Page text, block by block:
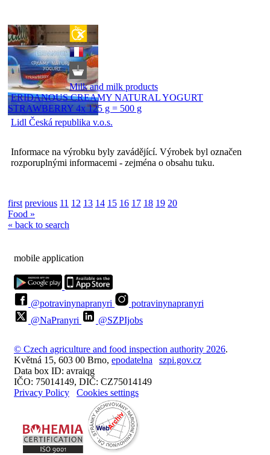
Milk and milk products
ERIDANOUS CREAMY NATURAL YOGURT
STRAWBERRY 4x 125 g = 500 g
Lidl Česká republika v.o.s.
Informace na výrobku byly zavádějící. Výrobek byl označen
rozporuplnými informacemi - zejména o obsahu tuku.
first previous 11 12 13 14 15 16 17 18 19 20
Food »
« back to search
mobile application
@potravinynapranyri
potravinynapranyri
@NaPranyri
@SZPIjobs
© Czech agriculture and food inspection authority 2026.
Květná 15, 603 00 Brno, epodatelna
szpi.gov.cz
Data box ID: avraiqg
IČO: 75014149, DIČ: CZ75014149
Privacy Policy
Cookies settings